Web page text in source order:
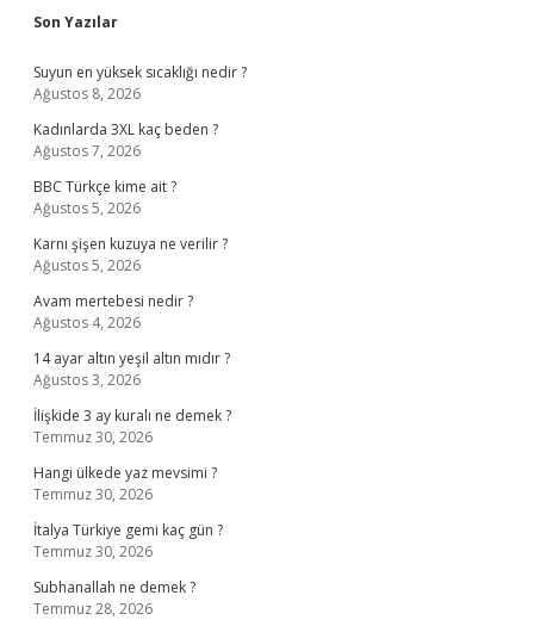
Sidebar
Son Yazılar
Suyun en yüksek sıcaklığı nedir ?
Ağustos 8, 2026
Kadınlarda 3XL kaç beden ?
Ağustos 7, 2026
BBC Türkçe kime ait ?
Ağustos 5, 2026
Karnı şişen kuzuya ne verilir ?
Ağustos 5, 2026
Avam mertebesi nedir ?
Ağustos 4, 2026
14 ayar altın yeşil altın mıdır ?
Ağustos 3, 2026
İlişkide 3 ay kuralı ne demek ?
Temmuz 30, 2026
Hangi ülkede yaz mevsimi ?
Temmuz 30, 2026
İtalya Türkiye gemi kaç gün ?
Temmuz 30, 2026
Subhanallah ne demek ?
Temmuz 28, 2026